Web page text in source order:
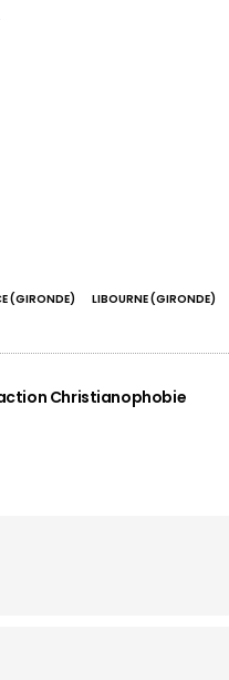
(GIRONDE) LIBOURNE (GIRONDE)
Christianophobie